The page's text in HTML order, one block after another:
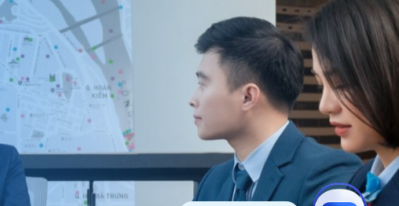
Sự kiện
Tài liệu